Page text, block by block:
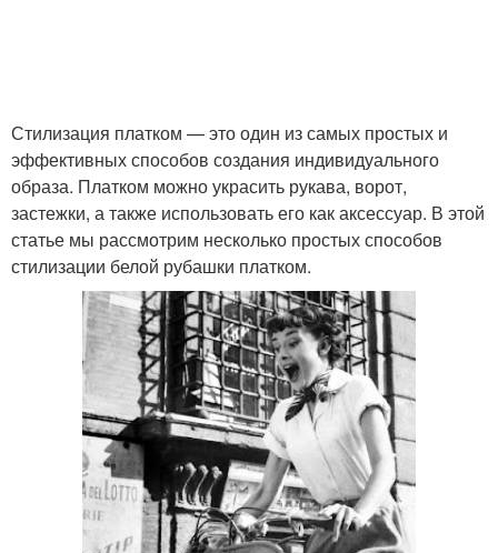
Стилизация платком — это один из самых простых и
эффективных способов создания индивидуального
образа. Платком можно украсить рукава, ворот,
застежки, а также использовать его как аксессуар. В этой
статье мы рассмотрим несколько простых способов
стилизации белой рубашки платком.